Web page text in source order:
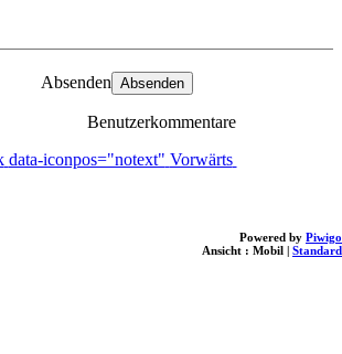
Absenden
Benutzerkommentare
data-iconpos="notext" Vorwärts
Powered by Piwigo
Ansicht : Mobil | Standard